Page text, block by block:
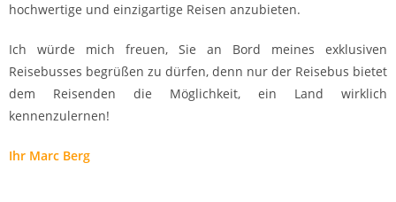
hochwertige und einzigartige Reisen anzubieten.
Ich würde mich freuen, Sie an Bord meines exklusiven
Reisebusses begrüßen zu dürfen, denn nur der Reisebus bietet
dem Reisenden die Möglichkeit, ein Land wirklich
kennenzulernen!
Ihr Marc Berg